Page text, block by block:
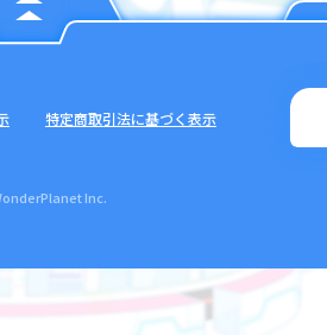
特定商取引法に基づく表示
Inc.